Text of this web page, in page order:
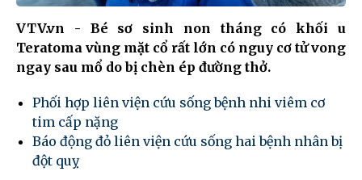
VTV.vn - Bé sơ sinh non tháng có khối u
Teratoma vùng mặt cổ rất lớn có nguy cơ tử vong
ngay sau mổ do bị chèn ép đường thở.
Phối hợp liên viện cứu sống bệnh nhi viêm cơ
tim cấp nặng
Báo động đỏ liên viện cứu sống hai bệnh nhân bị
đột quỵ